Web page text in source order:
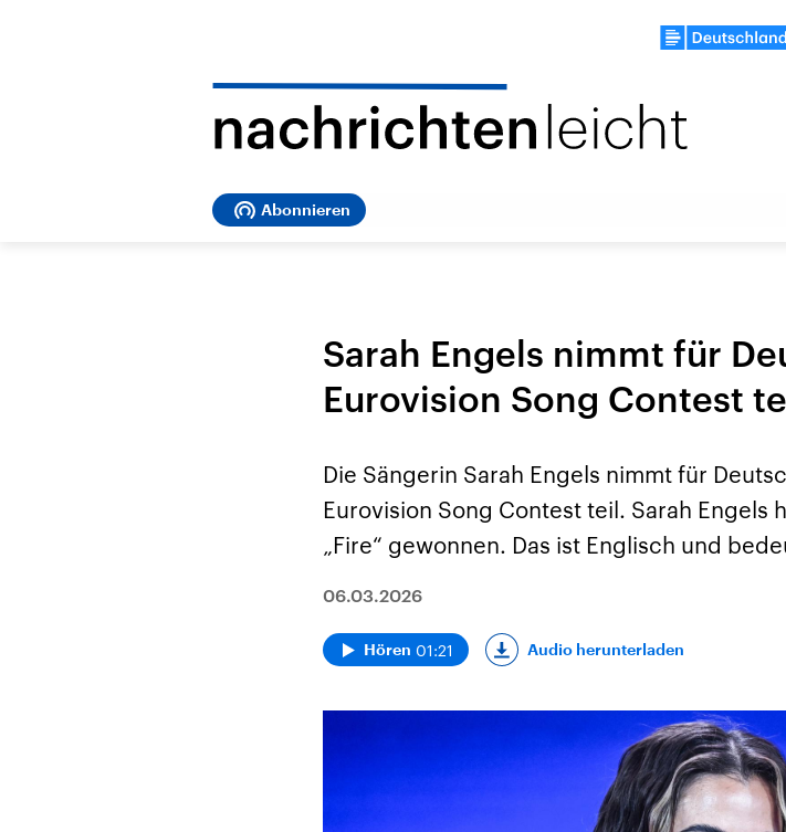
Abonnieren
Sarah Engels nimmt für
Eurovision Song Contest
Die Sängerin Sarah Engels nimmt für
Eurovision Song Contest teil. Sarah Engels
„Fire“ gewonnen. Das ist Englisch und
06.03.2026
Hören 01:21 Audio herunterladen